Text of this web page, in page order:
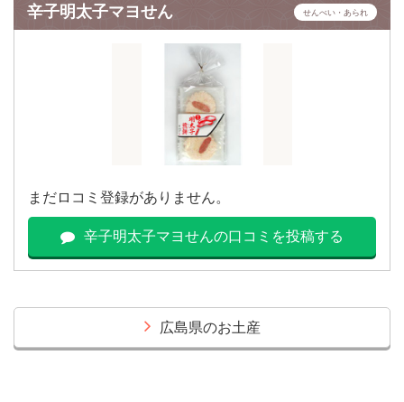
辛子明太子マヨせん せんべい・あられ
まだロコミ登録がありません。
辛子明太子マヨせんの口コミを投稿する
広島県のお土産